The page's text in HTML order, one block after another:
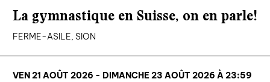
La gymnastique en Suisse, on en parle!
FERME-ASILE, SION
VEN 21 AOÛT 2026 - DIMANCHE 23 AOÛT 2026 À 23:59